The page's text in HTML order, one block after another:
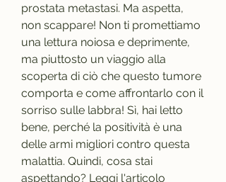
prostata metastasi. Ma aspetta,
non scappare! Non ti promettiamo
una lettura noiosa e deprimente,
ma piuttosto un viaggio alla
scoperta di ciò che questo tumore
comporta e come affrontarlo con il
sorriso sulle labbra! Sì, hai letto
bene, perché la positività è una
delle armi migliori contro questa
malattia. Quindi, cosa stai
aspettando? Leggi l'articolo